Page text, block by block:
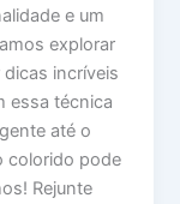
e um
explorar
incríveis
essa técnica
até o
colorido pode
Rejunte